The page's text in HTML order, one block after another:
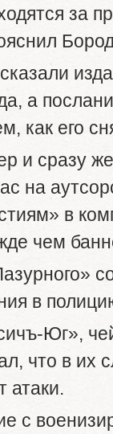
за
а
как его
и сразу
на
в
чем
в
Юг»,
что в их
атаки.
с